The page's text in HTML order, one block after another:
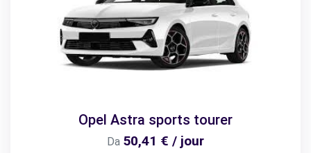
Opel Astra sports tourer
Da 50,41 € / jour